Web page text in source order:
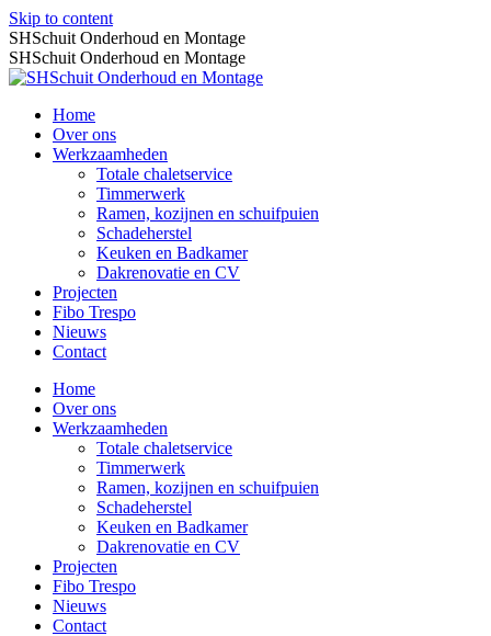
Skip to content
SHSchuit Onderhoud en Montage
SHSchuit Onderhoud en Montage
Home
Over ons
Werkzaamheden
Totale chaletservice
Timmerwerk
Ramen, kozijnen en schuifpuien
Schadeherstel
Keuken en Badkamer
Dakrenovatie en CV
Projecten
Fibo Trespo
Nieuws
Contact
Home
Over ons
Werkzaamheden
Totale chaletservice
Timmerwerk
Ramen, kozijnen en schuifpuien
Schadeherstel
Keuken en Badkamer
Dakrenovatie en CV
Projecten
Fibo Trespo
Nieuws
Contact